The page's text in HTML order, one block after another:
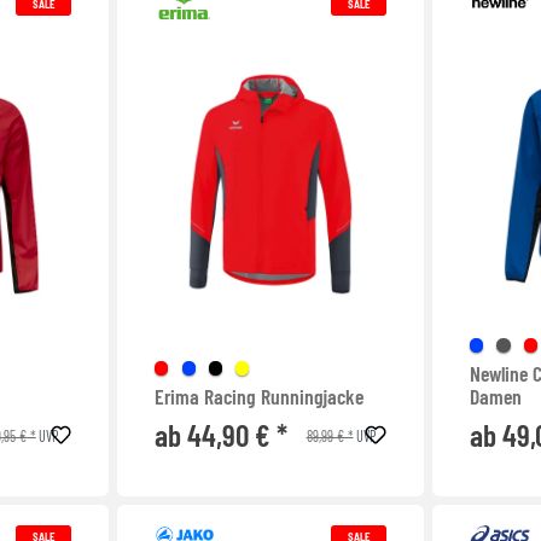
SALE
€ *UVP
SALE
Erima Racing Runningjacke
ab 44,90 € * 89,99 € *UVP
Newline
Damen
ab
SALE SALE